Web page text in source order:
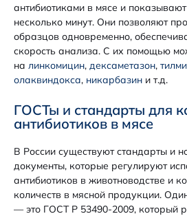
антибиотиками в мясе и
несколько минут. Они позволяют
образцов одновременно,
скорость анализа. С их помощью
на линкомицин, дексаметазон,
олаквиндокса, никарбазин и т.д.
ГОСТы и стандарты для
антибиотиков в мясе
В России существуют стандарты и
документы, которые регулируют
антибиотиков в животноводстве и
количеств в мясной продукции.
— это ГОСТ Р 53490-2009, который